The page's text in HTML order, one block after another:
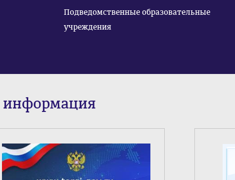
Подведомственные образовательные
учреждения
информация